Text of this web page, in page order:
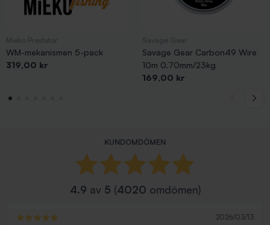
WM-mekanismen 5-pack
Pris
319,00 kr
Savage Gear Carbon49 Wire
10m 0.70mm/23kg
Pris
169,00 kr
KUNDOMDÖMEN
4.9 av 5 (4020 omdömen)
2026/03/13